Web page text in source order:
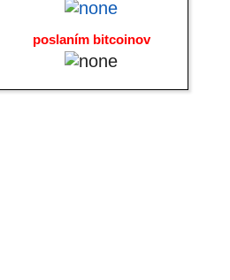
poslaním bitcoinov